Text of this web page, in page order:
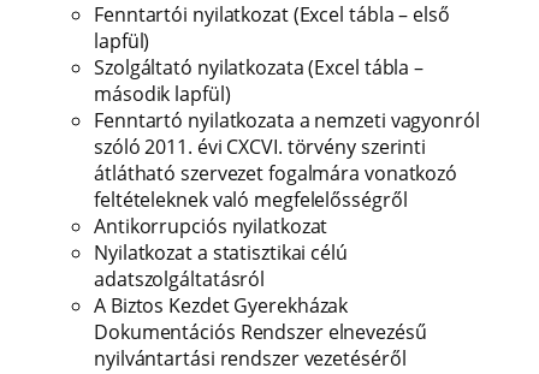
Fenntartói nyilatkozat (Excel tábla – első
lapfül)
Szolgáltató nyilatkozata (Excel tábla –
második lapfül)
Fenntartó nyilatkozata a nemzeti vagyonról
szóló 2011. évi CXCVI. törvény szerinti
átlátható szervezet fogalmára vonatkozó
feltételeknek való megfelelősségről
Antikorrupciós nyilatkozat
Nyilatkozat a statisztikai célú
adatszolgáltatásról
A Biztos Kezdet Gyerekházak
Dokumentációs Rendszer elnevezésű
nyilvántartási rendszer vezetéséről